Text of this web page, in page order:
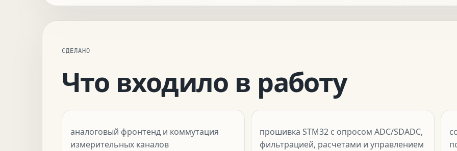
СДЕЛАНО
Что входило в работу
аналоговый фронтенд и коммутация
измерительных каналов
прошивка STM32 с опросом ADC/SDADC,
фильтрацией, расчетами и управлением